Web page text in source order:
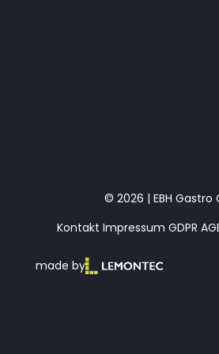
© 2026 | EBH Gastro
Kontakt Impressum GDPR
made by